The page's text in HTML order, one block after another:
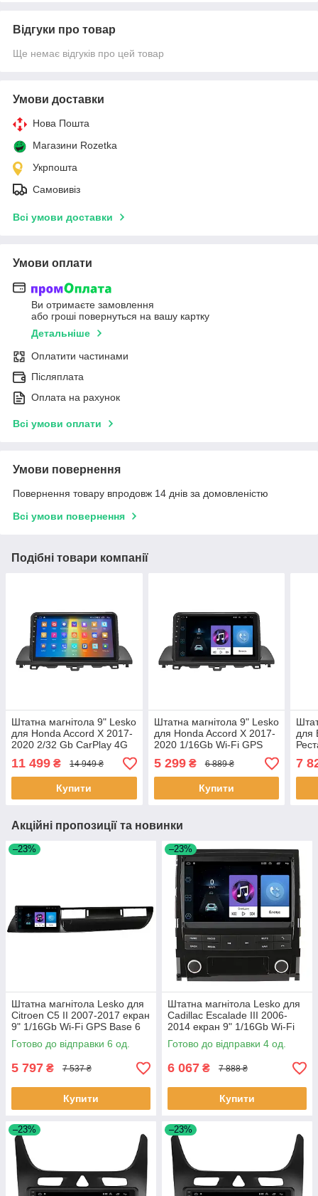
Відгуки про товар
Ще немає відгуків про цей товар
Умови доставки
Нова Пошта
Магазини Rozetka
Укрпошта
Самовивіз
Всі умови доставки
Умови оплати
Ви отримаєте замовлення
або гроші повернуться на вашу картку
Детальніше
Оплатити частинами
Післяплата
Оплата на рахунок
Всі умови оплати
Умови повернення
Повернення товару впродовж 14 днів за домовленістю
Всі умови повернення
Подібні товари компанії
Штатна магнітола 9" Lesko
для Honda Accord X 2017-
2020 2/32 Gb CarPlay 4G
охолодження 8 яде 8 шт.
11 499 ₴ 14 949 ₴
Купити
Штатна магнітола 9" Lesko
для Honda Accord X 2017-
2020 1/16Gb Wi-Fi GPS
5 299₴ 6 889 ₴
Купити
для
7
Акційні пропозиції та новинки
–23%
Штатна магнітола Lesko для
Citroen C5 II 2007-2017 екран
9" 1/16Gb Wi-Fi GPS Base 6
шт.
Готово до відправки 6 од.
5 797 ₴ 7 537 ₴
Купити
–23%
Штатна магнітола Lesko для
Cadillac Escalade III 2006-
2014 екран 9" 1/16Gb Wi-Fi
GPS Base Каміллак 4 шт.
Готово до відправки 4 од.
6 067 ₴ 7 888 ₴
Купити
–23% –23%